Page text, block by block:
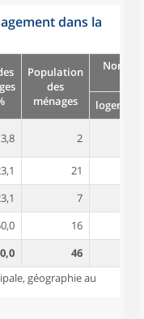
dans la
Population
des
ménages
logement
3,8 2
21
7
16
46
géographie au